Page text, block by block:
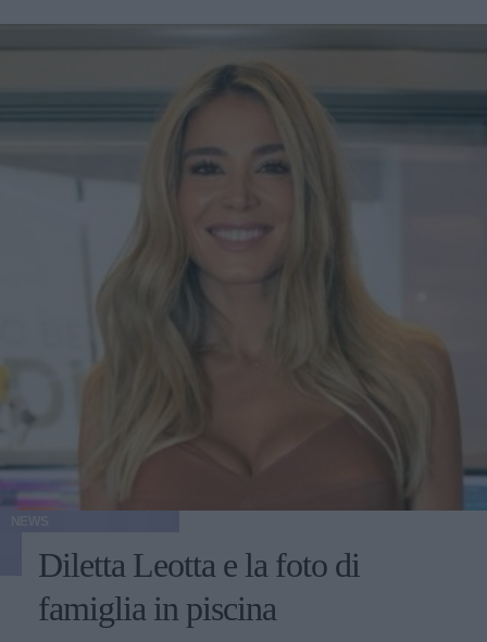
Diletta Leotta e la foto di
famiglia in piscina